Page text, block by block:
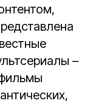
–